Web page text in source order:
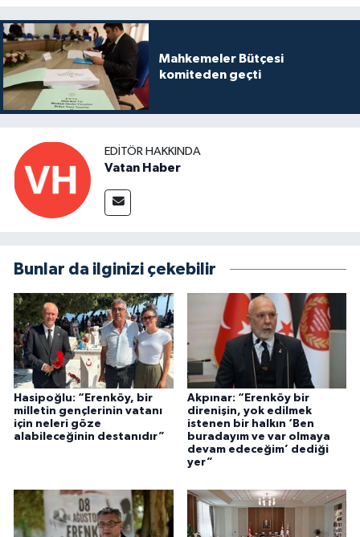
Mahkemeler Bütçesi
komiteden geçti
EDITÖR HAKKINDA
Vatan Haber
Bunlar da ilginizi çekebilir
Hasipoğlu: “Erenköy, bir
milletin gençlerinin vatanı
için neleri göze
alabileceğinin destanıdır”
Akpınar: “Erenköy bir
direnişin, yok edilmek
istenen bir halkın ‘Ben
buradayım ve var olmaya
devam edeceğim’ dediği
yer”